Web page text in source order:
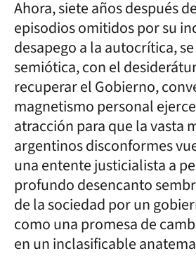
Ahora, siete años después
episodios omitidos por su
desapego a la autocrítica,
semiótica, con el
recuperar el Gobierno,
magnetismo personal
atracción para que la vasta
argentinos disconformes
una entente justicialista a
profundo desencanto
de la sociedad por un
como una promesa de
en un inclasificable